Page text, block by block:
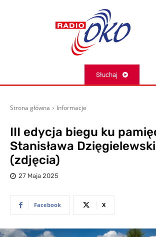
Słuchaj
Strona główna Informacje
III edycja biegu ku
Stanisława
(zdjęcia)
27 Maja 2025
Facebook X